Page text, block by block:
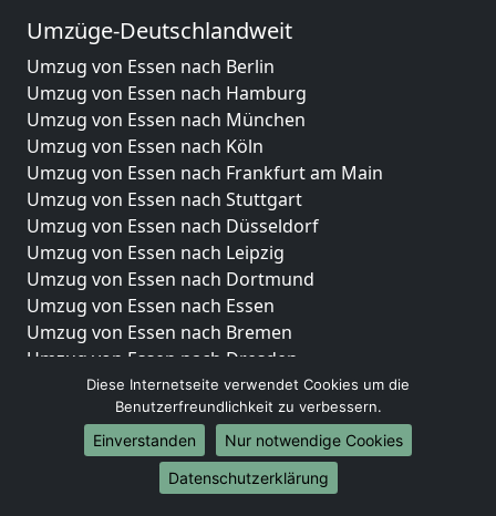
Umzüge-Deutschlandweit
Umzug von Essen nach Berlin
Umzug von Essen nach Hamburg
Umzug von Essen nach München
Umzug von Essen nach Köln
Umzug von Essen nach Frankfurt am Main
Umzug von Essen nach Stuttgart
Umzug von Essen nach Düsseldorf
Umzug von Essen nach Leipzig
Umzug von Essen nach Dortmund
Umzug von Essen nach Essen
Umzug von Essen nach Bremen
Umzug von Essen nach Dresden
Umzug von Essen nach Hannover
Umzug von Essen nach Nürnberg
Umzug von Essen nach Duisburg
Umzug von Essen nach Bochum
Umzug von Essen nach Wuppertal
Diese Internetseite verwendet Cookies um die
Benutzerfreundlichkeit zu verbessern.
Einverstanden
Nur notwendige Cookies
Datenschutzerklärung